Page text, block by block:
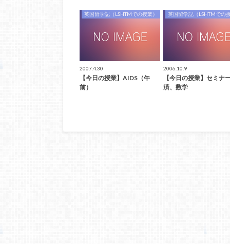
英国留学記（LSHTMでの授業）
2007.4.30
【今日の授業】AIDS（午
前）
英国留学記（LSHTMでの
2006.10.9
【今日の授業】セミナ
済、数学